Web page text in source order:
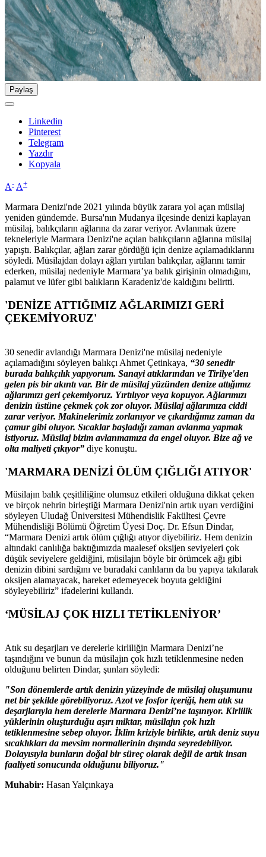
Paylaş
Linkedin
Pinterest
Telegram
Yazdır
Kopyala
A- A+
Marmara Denizi'nde 2021 yılında büyük zarara yol açan müsilaj
yeniden gündemde. Bursa'nın Mudanya ilçesinde denizi kaplayan
müsilaj, balıkçıların ağlarına da zarar veriyor. Avlanmak üzere
tekneleriyle Marmara Denizi'ne açılan balıkçıların ağlarına müsilaj
yapıştı. Balıkçılar, ağları zarar gördüğü için denize açılamadıklarını
söyledi. Müsilajdan dolayı ağları yırtılan balıkçılar, ağlarını tamir
ederken, müsilaj nedeniyle Marmara’ya balık girişinin olmadığını,
palamut ve lüfer gibi balıkların Karadeniz'de kaldığını belirtti.
'DENİZE ATTIĞIMIZ AĞLARIMIZI GERİ
ÇEKEMİYORUZ'
30 senedir avlandığı Marmara Denizi'ne müsilaj nedeniyle
açılamadığını söyleyen balıkçı Ahmet Çetinkaya, “30 senedir
burada balıkçılık yapıyorum. Sanayi atıklarından ve Tirilye'den
gelen pis bir akıntı var. Bir de müsilaj yüzünden denize attığımız
ağlarımızı geri çekemiyoruz. Yırtılıyor veya kopuyor. Ağlarımızı
denizin üstüne çekmek çok zor oluyor. Müsilaj ağlarımıza ciddi
zarar veriyor. Makinelerimiz zorlanıyor ve çıkardığımız zaman da
çamur gibi oluyor. Sıcaklar başladığı zaman avlanma yapmak
istiyoruz. Müsilaj bizim avlanmamıza da engel oluyor. Bize ağ ve
olta maliyeti çıkıyor” diye konuştu.
'MARMARA DENİZİ ÖLÜM ÇIĞLIĞI ATIYOR'
Müsilajın balık çeşitliliğine olumsuz etkileri olduğuna dikkat çeken
ve birçok nehrin birleştiği Marmara Denizi'nin artık uyarı verdiğini
söyleyen Uludağ Üniversitesi Mühendislik Fakültesi Çevre
Mühendisliği Bölümü Öğretim Üyesi Doç. Dr. Efsun Dindar,
“Marmara Denizi artık ölüm çığlığı atıyor diyebiliriz. Hem denizin
altındaki canlılığa baktığımızda maalesef oksijen seviyeleri çok
düşük seviyelere geldiğini, müsilajın böyle bir örümcek ağı gibi
denizin dibini sardığını ve buradaki canlıların da bu yapıya takılarak
oksijen alamayacak, hareket edemeyecek boyuta geldiğini
söyleyebiliriz” ifadelerini kullandı.
‘MÜSİLAJ ÇOK HIZLI TETİKLENİYOR’
Atık su deşarjları ve derelerle kirliliğin Marmara Denizi’ne
taşındığını ve bunun da müsilajın çok hızlı tetiklenmesine neden
olduğunu belirten Dindar, şunları söyledi:
"Son dönemlerde artık denizin yüzeyinde de müsilaj oluşumunu
net bir şekilde görebiliyoruz. Azot ve fosfor içeriği, hem atık su
deşarjlarıyla hem derelerle Marmara Denizi’ne taşınıyor. Kirlilik
yüklerinin oluşturduğu aşırı miktar, müsilajın çok hızlı
tetiklenmesine sebep oluyor. İklim kriziyle birlikte, artık deniz suyu
sıcaklıkları da mevsim normallerinin dışında seyredebiliyor.
Dolayısıyla bunların doğal bir süreç olarak değil de artık insan
faaliyeti sonucunda olduğunu biliyoruz."
Muhabir: Hasan Yalçınkaya